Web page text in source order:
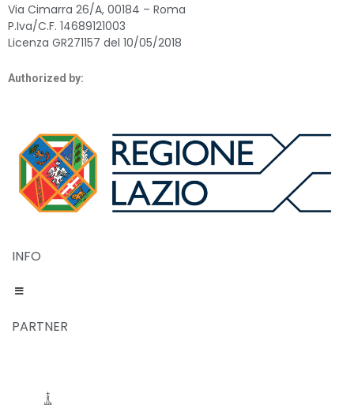
Via Cimarra 26/A, 00184 – Roma
P.Iva/C.F. 14689121003
Licenza GR271157 del 10/05/2018
Authorized by:
INFO
PARTNER